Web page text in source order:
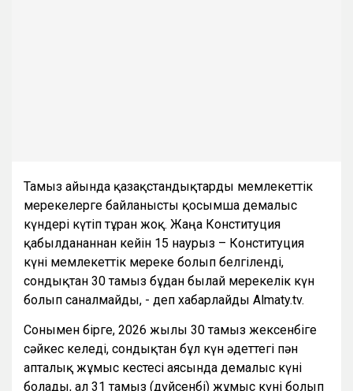
Тамыз айында қазақстандықтарды мемлекеттік
мерекелерге байланысты қосымша демалыс
күндері күтіп тұрған жоқ. Жаңа Конституция
қабылданғаннан кейін 15 наурыз – Конституция
күні мемлекеттік мереке болып белгіленді,
сондықтан 30 тамыз бұдан былай мерекелік күн
болып саналмайды, - деп хабарлайды Almaty.tv.
Сонымен бірге, 2026 жылғы 30 тамыз жексенбіге
сәйкес келеді, сондықтан бұл күн әдеттегі пән
апталық жұмыс кестесі аясында демалыс күні
болады, ал 31 тамыз (дүйсенбі) жұмыс күні болып